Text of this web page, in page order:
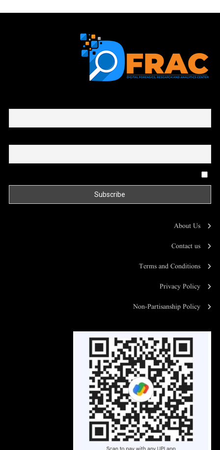
About Us
Contact us
Terms and Conditions
Privacy Policy
Non-Partisanship Policy